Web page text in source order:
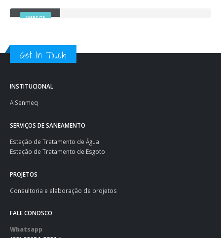
WEBSITE
Get In Touch
INSTITUCIONAL
A Senmeq
SERVIÇOS DE SANEAMENTO
Estação de Tratamento de Água
Estação de Tratamento de Esgoto
PROJETOS
Consultoria e elaboração de projetos
FALE CONOSCO
Whatsapp